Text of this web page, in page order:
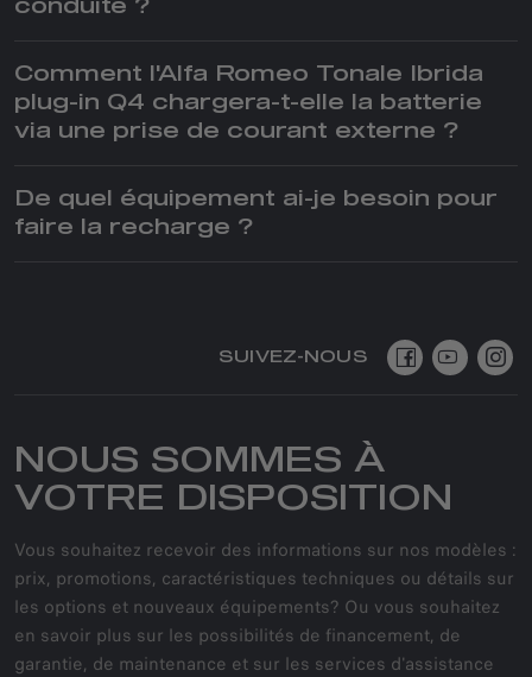
conduite ?
Comment l'Alfa Romeo Tonale Ibrida
plug-in Q4 chargera-t-elle la batterie
via une prise de courant externe ?
De quel équipement ai-je besoin pour
faire la recharge ?
SUIVEZ-NOUS
NOUS SOMMES À
VOTRE DISPOSITION
Vous souhaitez recevoir des informations sur nos modèles :
prix, promotions, caractéristiques techniques ou détails sur
les options et nouveaux équipements? Ou vous souhaitez
en savoir plus sur les possibilités de financement, de
garantie, de maintenance et sur les services d'assistance